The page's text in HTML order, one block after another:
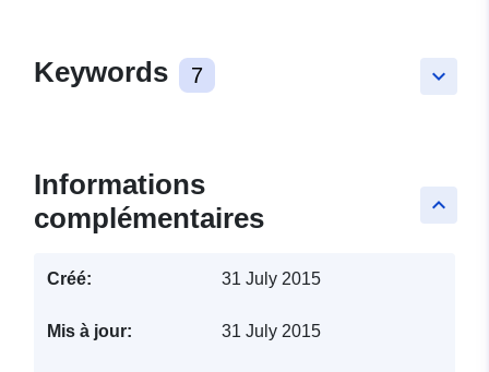
keyboard_arrow_down
Keywords 7
keyboard_arrow_up
Informations
complémentaires
Créé: 31 July 2015
Mis à jour: 31 July 2015